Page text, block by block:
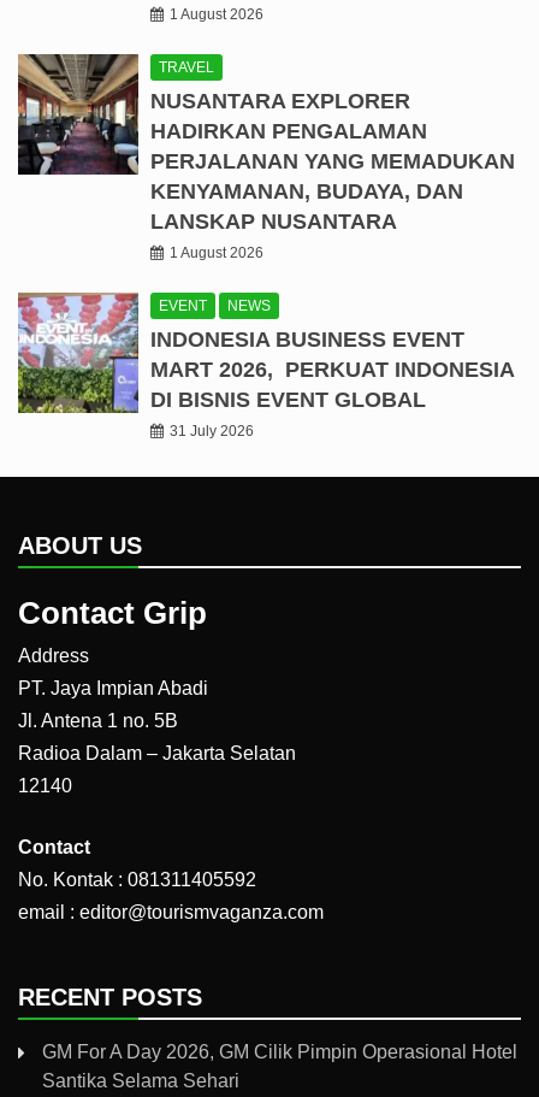
1 August 2026
TRAVEL
NUSANTARA EXPLORER
HADIRKAN PENGALAMAN
PERJALANAN YANG MEMADUKAN
KENYAMANAN, BUDAYA, DAN
LANSKAP NUSANTARA
1 August 2026
EVENT NEWS
INDONESIA BUSINESS EVENT
MART 2026, PERKUAT INDONESIA
DI BISNIS EVENT GLOBAL
31 July 2026
ABOUT US
Contact Grip
Address
PT. Jaya Impian Abadi
Jl. Antena 1 no. 5B
Radioa Dalam – Jakarta Selatan
12140
Contact
No. Kontak : 081311405592
email : editor@tourismvaganza.com
RECENT POSTS
GM For A Day 2026, GM Cilik Pimpin Operasional Hotel
Santika Selama Sehari